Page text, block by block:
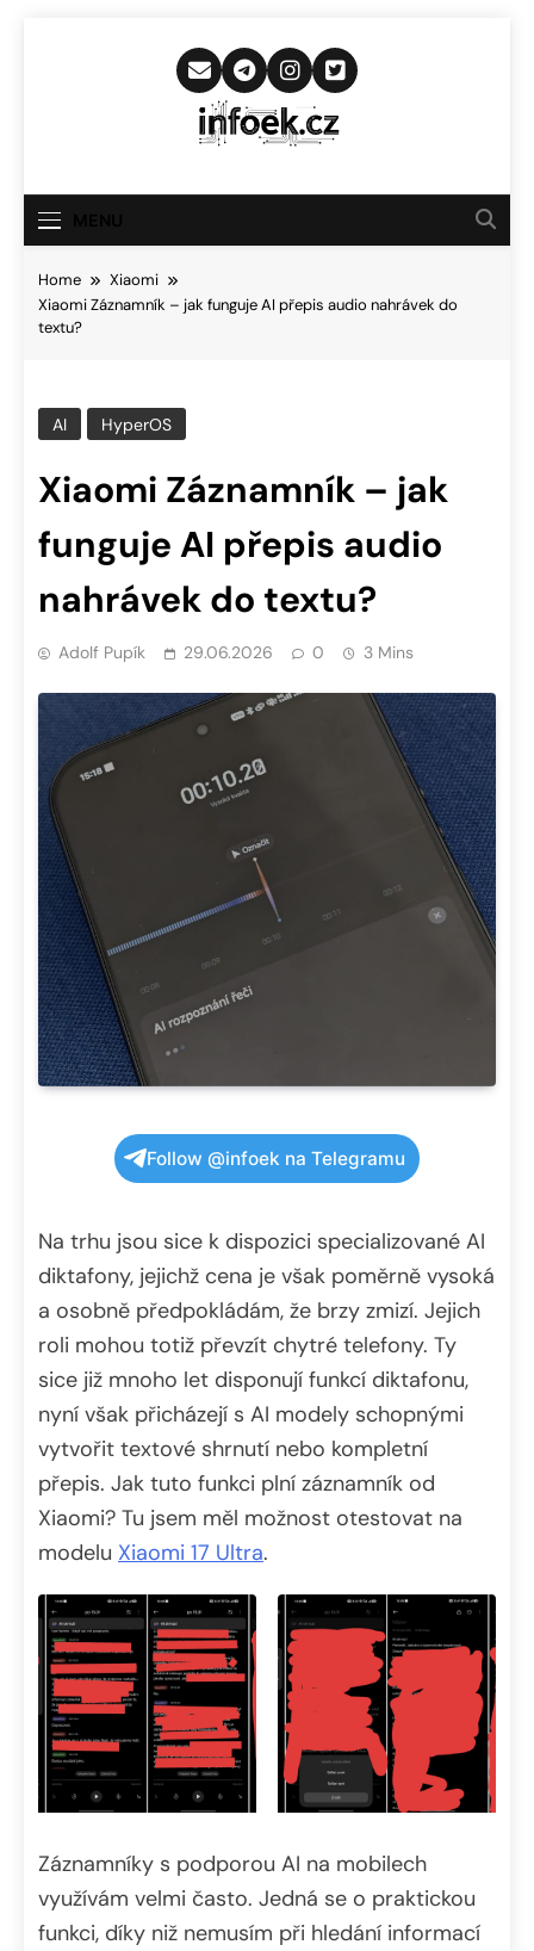
Infoek.cz
Novinkám
Home
Xiaomi
Xiaomi Záznamník – jak funguje AI přepis audio nahrávek do
textu?
AI HyperOS
Xiaomi Záznamník – jak
funguje AI přepis audio
nahrávek do textu?
Adolf Pupík 29.06.2026 0 3 Mins
Follow @infoek na Telegramu
Na trhu jsou sice k dispozici specializované AI
diktafony, jejichž cena je však poměrně vysoká
a osobně předpokládám, že brzy zmizí. Jejich
roli mohou totiž převzít chytré telefony. Ty
sice již mnoho let disponují funkcí diktafonu,
nyní však přicházejí s AI modely schopnými
vytvořit textové shrnutí nebo kompletní
přepis. Jak tuto funkci plní záznamník od
Xiaomi? Tu jsem měl možnost otestovat na
modelu Xiaomi 17 Ultra.
Záznamníky s podporou AI na mobilech
využívám velmi často. Jedná se o praktickou
funkci, díky niž nemusím při hledání informací